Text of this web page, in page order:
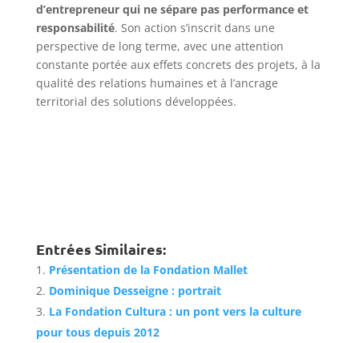
d’entrepreneur qui ne sépare pas performance et
responsabilité. Son action s’inscrit dans une
perspective de long terme, avec une attention
constante portée aux effets concrets des projets, à la
qualité des relations humaines et à l’ancrage
territorial des solutions développées.
Entrées Similaires:
Présentation de la Fondation Mallet
Dominique Desseigne : portrait
La Fondation Cultura : un pont vers la culture
pour tous depuis 2012